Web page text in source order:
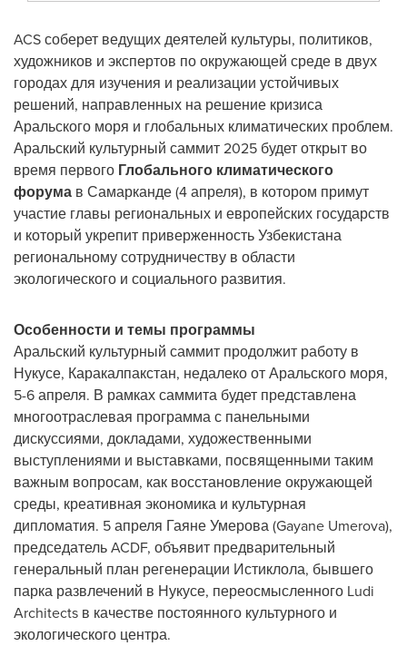
ACS соберет ведущих деятелей культуры, политиков,
художников и экспертов по окружающей среде в двух
городах для изучения и реализации устойчивых
решений, направленных на решение кризиса
Аральского моря и глобальных климатических проблем.
Аральский культурный саммит 2025 будет открыт во
время первого Глобального климатического
форума в Самарканде (4 апреля), в котором примут
участие главы региональных и европейских государств
и который укрепит приверженность Узбекистана
региональному сотрудничеству в области
экологического и социального развития.
Особенности и темы программы
Аральский культурный саммит продолжит работу в
Нукусе, Каракалпакстан, недалеко от Аральского моря,
5-6 апреля. В рамках саммита будет представлена
многоотраслевая программа с панельными
дискуссиями, докладами, художественными
выступлениями и выставками, посвященными таким
важным вопросам, как восстановление окружающей
среды, креативная экономика и культурная
дипломатия. 5 апреля Гаяне Умерова (Gayane Umerova),
председатель ACDF, объявит предварительный
генеральный план регенерации Истиклола, бывшего
парка развлечений в Нукусе, переосмысленного Ludi
Architects в качестве постоянного культурного и
экологического центра.